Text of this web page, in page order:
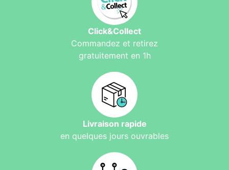
Click&Collect
Commandez et retirez
gratuitement en 1h
Livraison rapide
en quelques jours ouvrables